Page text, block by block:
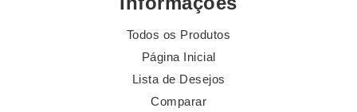
Todos os Produtos
Página Inicial
Lista de Desejos
Comparar